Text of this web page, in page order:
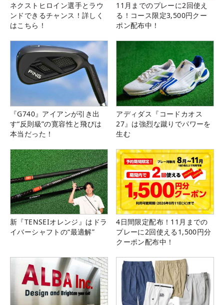
ネクストヒロイン選手とラウ
ンドできるチャンス！詳しく
はこちら！
11月までのプレーに2回使え
る！コース限定3,500円クー
ポン配布中！
『G740』アイアンが引き出
す“反則級”の寛容性と飛びは
本当だった！
アディダス『コードカオス
27』は強烈な蹴りでパワーを
生む
新『TENSEIオレンジ』はドラ
イバーシャフトの“最適解”
4日間限定配布！11月までの
プレーに2回使える1,500円分
クーポン配布中！